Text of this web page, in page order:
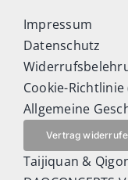
Impressum
Datenschutz
Cookie-Richtlinie
Allgemeine
Vertrag
Taijiquan &